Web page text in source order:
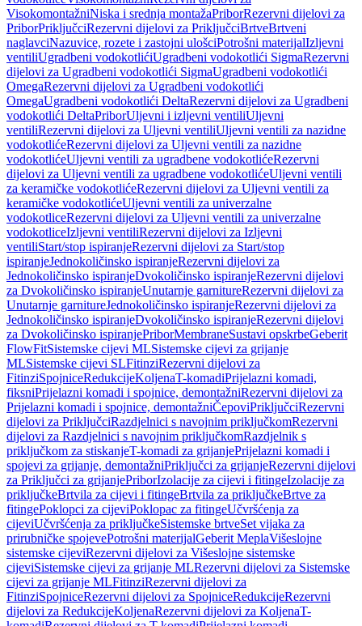
VisokomontažniNiska i srednja montažaPriborRezervni dijelovi za
PriborPriključciRezervni dijelovi za PriključciBrtveBrtveni
naglavciNazuvice, rozete i zastojni ulošciPotrošni materijalIzljevni
ventiliUgradbeni vodokotlićiUgradbeni vodokotlići SigmaRezervni
dijelovi za Ugradbeni vodokotlići SigmaUgradbeni vodokotlići
OmegaRezervni dijelovi za Ugradbeni vodokotlići
OmegaUgradbeni vodokotlići DeltaRezervni dijelovi za Ugradbeni
vodokotlići DeltaPriborUljevni i izljevni ventiliUljevni
ventiliRezervni dijelovi za Uljevni ventiliUljevni ventili za nazidne
vodokotlićeRezervni dijelovi za Uljevni ventili za nazidne
vodokotlićeUljevni ventili za ugradbene vodokotlićeRezervni
dijelovi za Uljevni ventili za ugradbene vodokotlićeUljevni ventili
za keramičke vodokotlićeRezervni dijelovi za Uljevni ventili za
keramičke vodokotlićeUljevni ventili za univerzalne
vodokotliceRezervni dijelovi za Uljevni ventili za univerzalne
vodokotliceIzljevni ventiliRezervni dijelovi za Izljevni
ventiliStart/stop ispiranjeRezervni dijelovi za Start/stop
ispiranjeJednokoličinsko ispiranjeRezervni dijelovi za
Jednokoličinsko ispiranjeDvokoličinsko ispiranjeRezervni dijelovi
za Dvokoličinsko ispiranjeUnutarnje garnitureRezervni dijelovi za
Unutarnje garnitureJednokoličinsko ispiranjeRezervni dijelovi za
Jednokoličinsko ispiranjeDvokoličinsko ispiranjeRezervni dijelovi
za Dvokoličinsko ispiranjePriborMembraneSustavi opskrbeGeberit
FlowFitSistemske cijevi MLSistemske cijevi za grijanje
MLSistemske cijevi SLFitinziRezervni dijelovi za
FitinziSpojniceRedukcijeKoljenaT-komadiPrijelazni komadi,
fiksniPrijelazni komadi i spojnice, demontažniRezervni dijelovi za
Prijelazni komadi i spojnice, demontažniČepoviPriključciRezervni
dijelovi za PriključciRazdjelnici s navojnim priključkomRezervni
dijelovi za Razdjelnici s navojnim priključkomRazdjelnik s
priključkom za stiskanjeT-komadi za grijanjePrijelazni komadi i
spojevi za grijanje, demontažniPriključci za grijanjeRezervni dijelovi
za Priključci za grijanjePriborIzolacije za cijevi i fitingeIzolacije za
priključkeBrtvila za cijevi i fitingeBrtvila za priključkeBrtve za
fitingePoklopci za cijeviPoklopac za fitingeUčvršćenja za
cijeviUčvršćenja za priključkeSistemske brtveSet vijaka za
prirubničke spojevePotrošni materijalGeberit MeplaVišeslojne
sistemske cijeviRezervni dijelovi za Višeslojne sistemske
cijeviSistemske cijevi za grijanje MLRezervni dijelovi za Sistemske
cijevi za grijanje MLFitinziRezervni dijelovi za
FitinziSpojniceRezervni dijelovi za SpojniceRedukcijeRezervni
dijelovi za RedukcijeKoljenaRezervni dijelovi za KoljenaT-